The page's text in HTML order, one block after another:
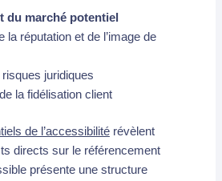
du marché potentiel
la réputation et de l’image de
juridiques
la fidélisation client
de l’accessibilitérévèlent
directs sur le référencement
présente une structure